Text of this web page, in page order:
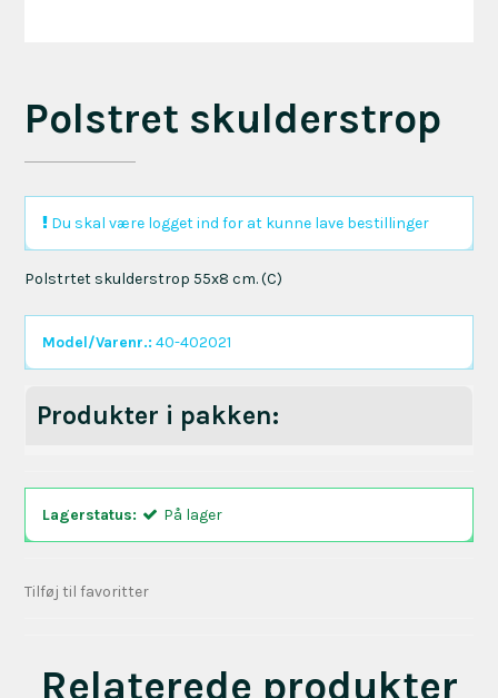
Polstret skulderstrop
Du skal være logget ind for at kunne lave bestillinger
Polstrtet skulderstrop 55x8 cm. (C)
Model/Varenr.: 40-402021
Produkter i pakken:
Lagerstatus: På lager
Tilføj til favoritter
Relaterede produkter